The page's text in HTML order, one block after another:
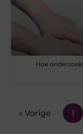
Hoe
« Vorige 1